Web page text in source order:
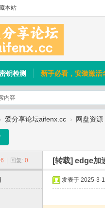
本站
钥检测 新手必看，安装激活
› 爱分享论坛aifenx.cc › 网盘资源
回复: 0 [转载] edge加
发表于 2025-3-